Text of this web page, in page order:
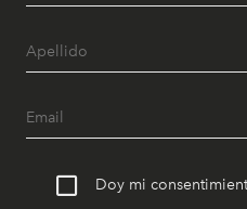
Doy mi